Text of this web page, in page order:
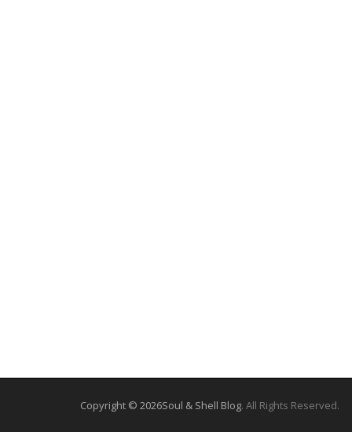
Copyright © 2026Soul & Shell Blog. All Rights Reserved.